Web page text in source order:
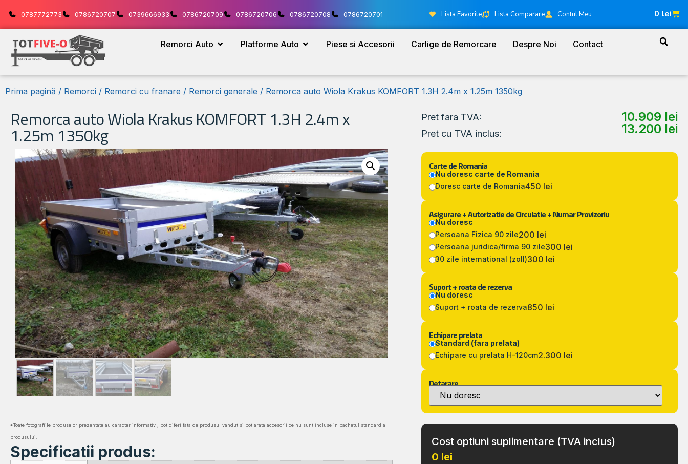
0787772773 0786720707 0739666933 0786720709 0786720706 0786720708 0786720701 Lista Favorite Lista Comparare Contul Meu 0 lei
Remorci Auto Platforme Auto Piese si Accesorii Carlige de Remorcare Despre Noi Contact
Prima pagină / Remorci / Remorci cu franare / Remorci generale / Remorca auto Wiola Krakus KOMFORT 1.3H 2.4m x 1.25m 1350kg
Remorca auto Wiola Krakus KOMFORT 1.3H 2.4m x
1.25m 1350kg
*Toate fotografiile produselor prezentate au caracter informativ , pot diferi fata de produsul vandut si pot arata accesorii ce nu sunt incluse in pachetul standard al
produsului.
Specificatii produs:
Pret fara TVA: 10.909 lei
Pret cu TVA inclus: 13.200 lei
Carte de Romania
Nu doresc carte de Romania
Doresc carte de Romania450 lei
Asigurare + Autorizatie de Circulatie + Numar Provizoriu
Nu doresc
Persoana Fizica 90 zile200 lei
Persoana juridica/firma 90 zile300 lei
30 zile international (zoll)300 lei
Suport + roata de rezerva
Nu doresc
Suport + roata de rezerva850 lei
Echipare prelata
Standard (fara prelata)
Echipare cu prelata H-120cm2.300 lei
Detarare
Cost optiuni suplimentare (TVA inclus)
0 lei